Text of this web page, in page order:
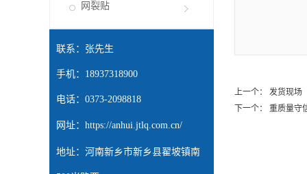
网裂贴
联系：张先生
手机：18937318900
电话：0373-2098818
网址： https://anhui.jtlq.com.cn/
地址：河南新乡市新乡县翟坡镇南
上一个：
发货现场
下一个：
重质量守